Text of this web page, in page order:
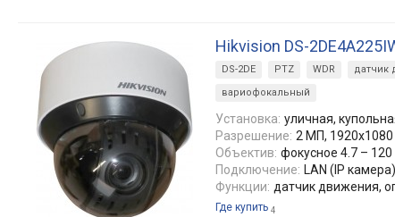
Hikvision DS-
DS-2DE PTZ WDR датчик
вариофокальный
Установка: уличная,
Разрешение: 2 МП, 1920x1080
Объектив: фокусное 4.7 – 120
Подключение: LAN (IP камера)
Функции: датчик движения,
Где купить 4